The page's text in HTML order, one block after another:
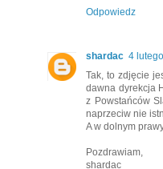
Odpowiedz
shardac 4
Tak, to zdjęcie
dawna dyrekcja
z Powstańców
naprzeciw nie
A w dolnym
Pozdrawiam,
shardac